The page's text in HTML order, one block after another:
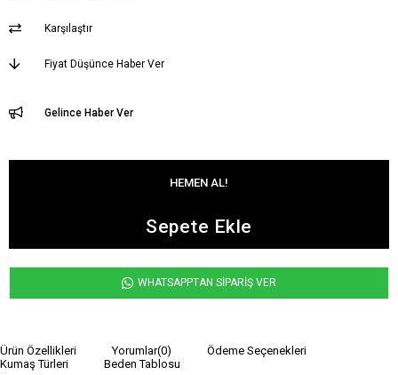
Karşılaştır
Fiyat Düşünce Haber Ver
Gelince Haber Ver
WHATSAPPTAN SİPARİŞ VER
Ürün Özellikleri Yorumlar(0)
Ödeme Seçenekleri
Kumaş Türleri
Beden Tablosu